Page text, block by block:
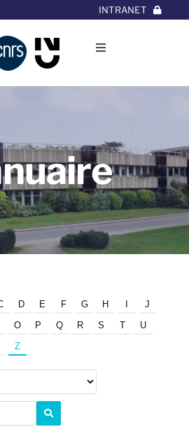
INTRANET
Toggle
D E F G H
J
O P Q R S T
U
Z